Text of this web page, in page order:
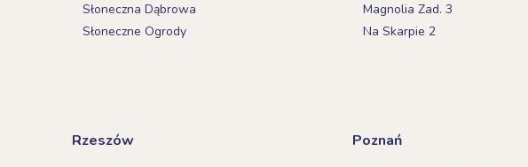
Słoneczna Dąbrowa
Słoneczne Ogrody
Magnolia Zad. 3
Na Skarpie 2
Rzeszów Poznań